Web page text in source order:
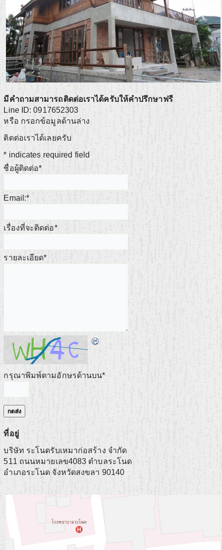
มีคำถามสามารถติดต่อเราได้ครับให้คำปรึกษาฟรี
Line ID: 0917652303
หรือ กรอกข้อมูลด้านล่าง
ติดต่อเราได้เลยครับ
* indicates required field
ชื่อผู้ติดต่อ*
Email:*
เรื่องที่จะติดต่อ*
รายละเอียด*
กรุณาพิมพ์ตามอักษรด้านบน*
ที่อยู่
บริษัท ระโนดรับเหมาก่อสร้าง จำกัด
511 ถนนหมายเลข4083 ตำบลระโนด
อำเภอระโนด จังหวัดสงขลา 90140